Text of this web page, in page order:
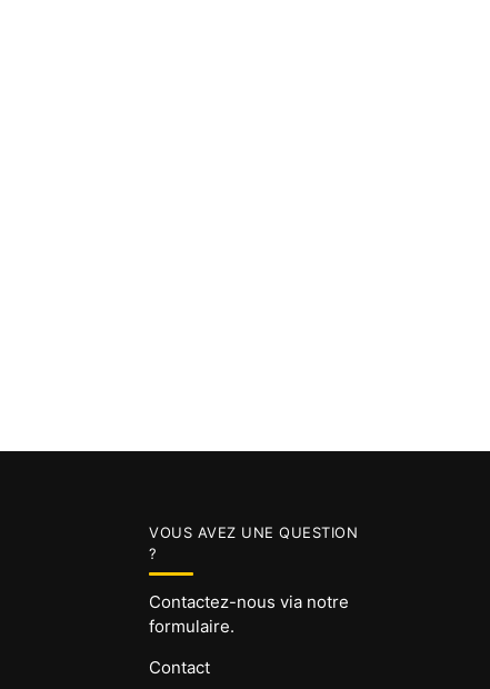
VOUS AVEZ UNE QUESTION
?
Contactez-nous via notre
formulaire.
Contact